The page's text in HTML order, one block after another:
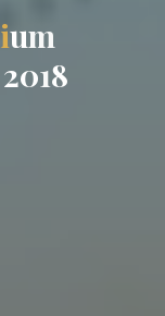
ium
2018